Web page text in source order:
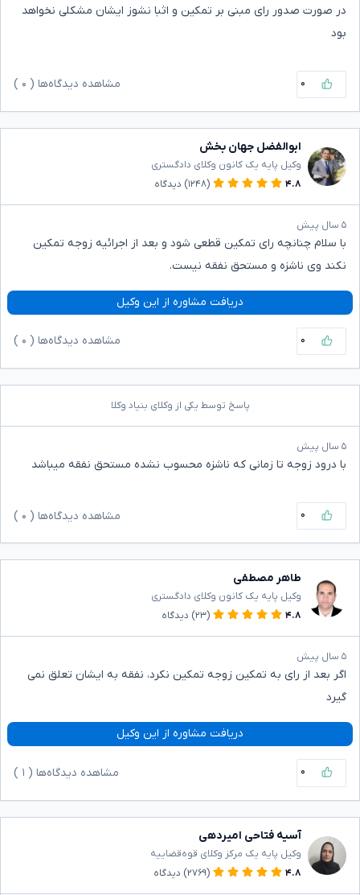
در صورت صدور رای مبنی بر تمکین و اثبا نشوز ایشان مشکلی نخواهد
بود
۰ مشاهده دیدگاه‌ها ( ۰
ابوالفضل جهان بخش
وکیل پایه یک کانون وکلای دادگستری
۴.۸
(۱۲۴۸) دیدگاه
۵ سال پیش
با سلام چنانچه رای تمکین قطعی شود و بعد از اجرائیه زوجه تمکین
نکند وی ناشزه و مستحق نفقه نیست.
دریافت مشاوره از این وکیل
۰ مشاهده دیدگاه‌ها ( ۰
پاسخ توسط یکی از وکلای بنیاد وکلا
۵ سال پیش
با درود زوجه تا زمانی که ناشزه محسوب نشده مستحق نفقه میباشد
۰ مشاهده دیدگاه‌ها ( ۰
طاهر مصطفی
وکیل پایه یک کانون وکلای دادگستری
۴.۸
(۲۳) دیدگاه
۵ سال پیش
اگر بعد از رای به تمکین زوجه تمکین نکرد، نفقه به ایشان تعلق نمی
گیرد
دریافت مشاوره از این وکیل
۰ مشاهده دیدگاه‌ها ( ۱
آسیه فتاحی امیردهی
وکیل پایه یک مرکز وکلای قوه‌قضاییه
۴.۸
(۲۷۶۹) دیدگاه